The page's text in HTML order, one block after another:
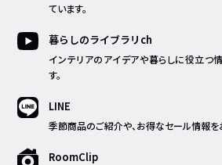
ています。
暮らしのライブラリch
インテリアのアイデアや暮らしに役立つ
す。
LINE
季節商品のご紹介や、お得なセール情報を
RoomClip